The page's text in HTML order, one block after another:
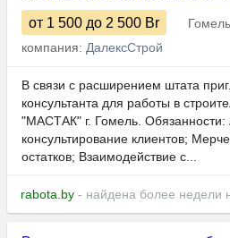
от 1 500 до 2 500 Br
Гомель
компания: ДалексСтрой
В связи с расширением штата
консультанта для работы в
"МАСТАК" г. Гомель. Обязанности:
консультирование клиентов;
остатков; Взаимодействие с...
rabota.by - найдена более недели